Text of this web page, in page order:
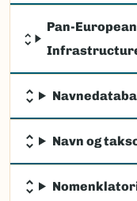
Pan-
Navn og